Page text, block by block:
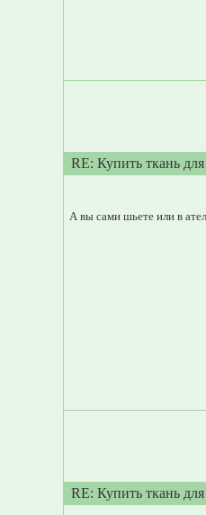
RE: Купить ткань
А вы сами шьете или в
RE: Купить ткань